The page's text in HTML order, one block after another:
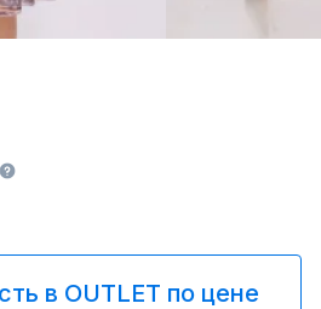
в OUTLET по цене